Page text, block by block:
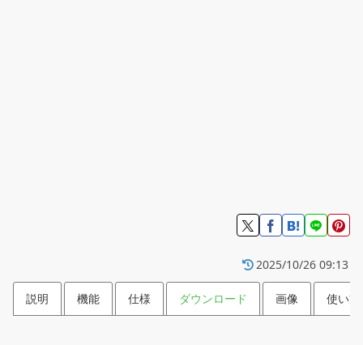
2025/10/26 09:13
説明 機能 仕様 ダウンロード 画像 使い方